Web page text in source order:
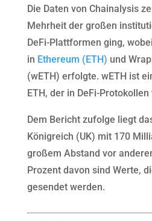
Die Daten von Chainalysis
Mehrheit der großen
DeFi-Plattformen ging,
in Ethereum (ETH) und
(wETH) erfolgte. wETH ist
ETH, der in DeFi-
Dem Bericht zufolge liegt
Königreich (UK) mit 170
großem Abstand vor
Prozent davon sind Werte,
gesendet werden.